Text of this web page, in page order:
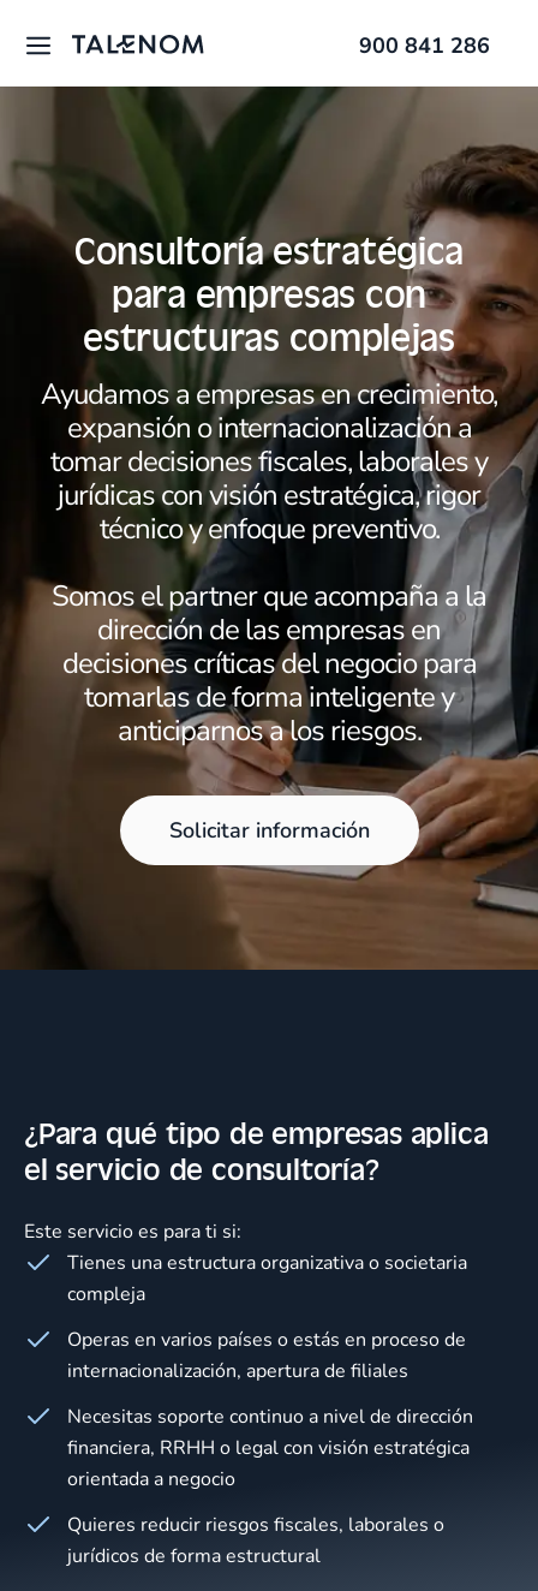
900 841 286
Consultoría estratégica
para empresas con
estructuras complejas
Ayudamos a empresas en crecimiento,
expansión o internacionalización a
tomar decisiones fiscales, laborales y
jurídicas con visión estratégica, rigor
técnico y enfoque preventivo.
Somos el partner que acompaña a la
dirección de las empresas en
decisiones críticas del negocio para
tomarlas de forma inteligente y
anticiparnos a los riesgos.
Solicitar información
¿Para qué tipo de empresas aplica
el servicio de consultoría?
Este servicio es para ti si: ​
Tienes una estructura organizativa o societaria
compleja
Operas en varios países o estás en proceso de
internacionalización, apertura de filiales
Necesitas soporte continuo a nivel de dirección
financiera, RRHH o legal con visión estratégica
orientada a negocio
Quieres reducir riesgos fiscales, laborales o
jurídicos de forma estructural